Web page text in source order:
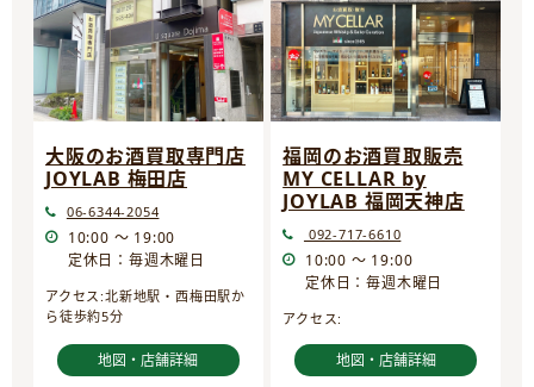
大阪のお酒買取専門店
JOYLAB 梅田店
06-6344-2054
10:00 ～ 19:00
定休日：毎週木曜日
アクセス:北新地駅・西梅田駅か
ら徒歩約5分
地図・店舗詳細
福岡のお酒買取販売
MY CELLAR by
JOYLAB 福岡天神店
092-717-6610
10:00 ～ 19:00
定休日：毎週木曜日
アクセス:
地図・店舗詳細